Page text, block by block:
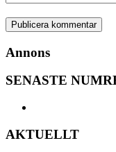
Annons
SENASTE
AKTUELLT